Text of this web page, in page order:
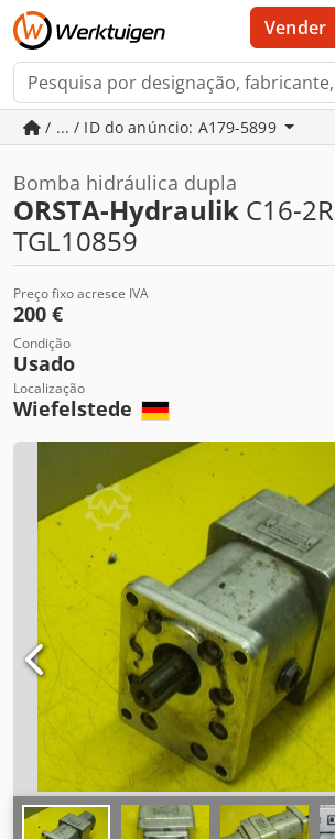
Vender
/ ... / ID do anúncio: A179-5899
Bomba hidráulica dupla
ORSTA-Hydraulik C16-2R
TGL10859
Preço fixo acresce IVA
200 €
Condição
Usado
Localização
Wiefelstede